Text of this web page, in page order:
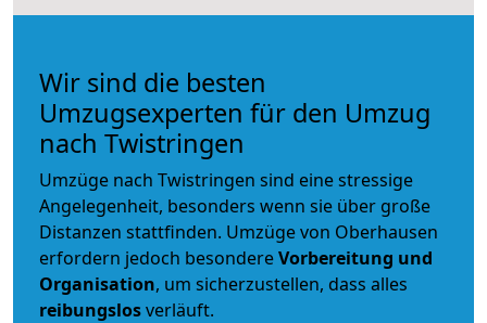
Wir sind die besten
Umzugsexperten für den Umzug
nach Twistringen
Umzüge nach Twistringen sind eine stressige
Angelegenheit, besonders wenn sie über große
Distanzen stattfinden. Umzüge von Oberhausen
erfordern jedoch besondereVorbereitung und
Organisation, um sicherzustellen, dass alles
reibungslosverläuft.